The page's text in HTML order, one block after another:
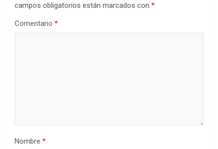
campos obligatorios están marcados con *
Comentario *
Nombre *